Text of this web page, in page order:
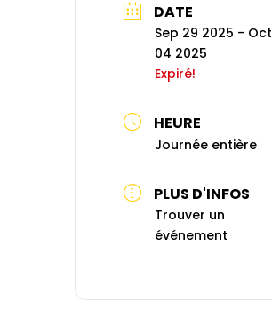
DATE
Sep 29 2025 - Oct
04 2025
Expiré!
HEURE
Journée entière
PLUS D'INFOS
Trouver un
événement